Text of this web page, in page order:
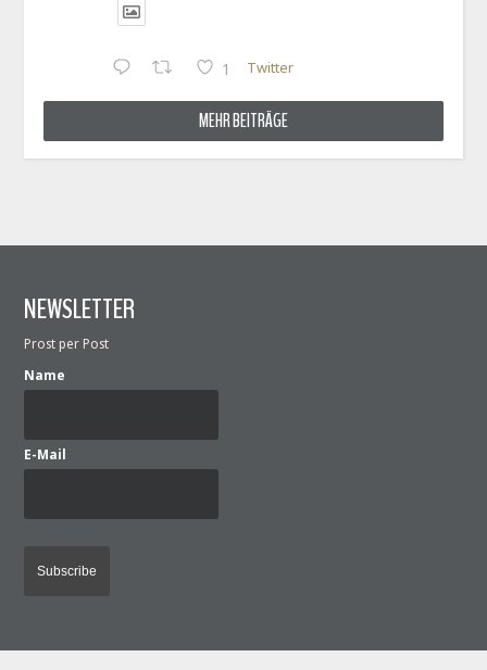
1 Twitter
MEHR BEITRÄGE
NEWSLETTER
Prost per Post
Name
E-Mail